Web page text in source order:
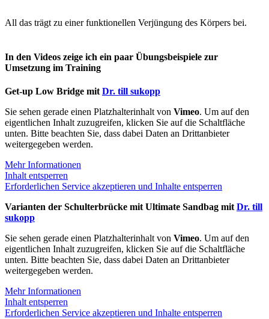
All das trägt zu einer funktionellen Verjüngung des Körpers bei.
In den Videos zeige ich ein paar Übungsbeispiele zur
Umsetzung im Training
Get-up Low Bridge mit Dr. till sukopp
Sie sehen gerade einen Platzhalterinhalt von Vimeo. Um auf den
eigentlichen Inhalt zuzugreifen, klicken Sie auf die Schaltfläche
unten. Bitte beachten Sie, dass dabei Daten an Drittanbieter
weitergegeben werden.
Mehr Informationen
Inhalt entsperren
Erforderlichen Service akzeptieren und Inhalte entsperren
Varianten der Schulterbrücke mit Ultimate Sandbag mit Dr. till
sukopp
Sie sehen gerade einen Platzhalterinhalt von Vimeo. Um auf den
eigentlichen Inhalt zuzugreifen, klicken Sie auf die Schaltfläche
unten. Bitte beachten Sie, dass dabei Daten an Drittanbieter
weitergegeben werden.
Mehr Informationen
Inhalt entsperren
Erforderlichen Service akzeptieren und Inhalte entsperren